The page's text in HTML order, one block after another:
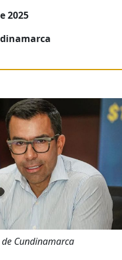
2025
Cundinamarca